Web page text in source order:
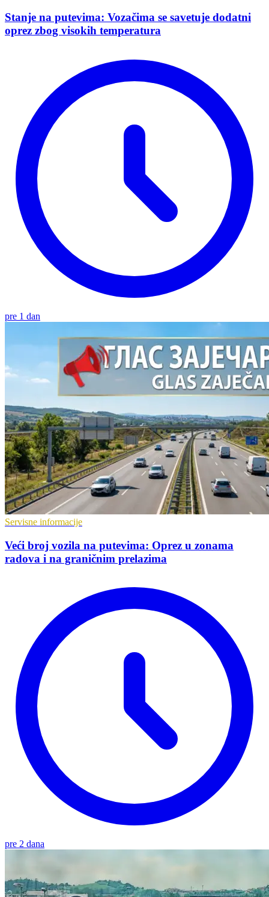
Stanje na putevima: Vozačima se savetuje dodatni
oprez zbog visokih temperatura
pre 1 dan
Servisne informacije
Veći broj vozila na putevima: Oprez u zonama
radova i na graničnim prelazima
pre 2 dana